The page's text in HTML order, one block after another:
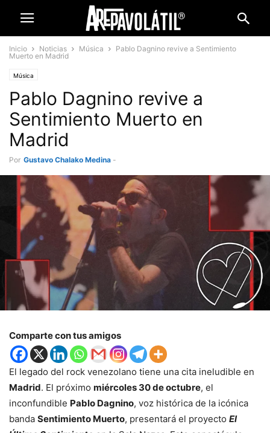
Inicio Noticias Música
Pablo Dagnino revive a Sentimiento
Muerto en Madrid
Música
Pablo Dagnino revive a
Sentimiento Muerto en
Madrid
Por Gustavo Chalako Medina -
Comparte con tus amigos
El legado del rock venezolano tiene una cita ineludible en
Madrid. El próximo miércoles 30 de octubre, el
inconfundible Pablo Dagnino, voz histórica de la icónica
banda Sentimiento Muerto, presentará el proyecto El